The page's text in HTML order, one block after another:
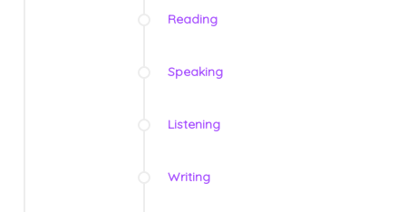
Reading
Speaking
Listening
Writing